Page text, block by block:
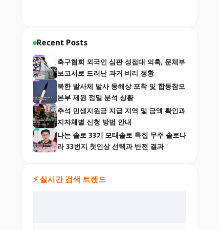
Recent Posts
축구협회 외국인 심판 성접대 의혹, 문체부
보고서로 드러난 과거 비리 정황
북한 발사체 발사 동해상 포착 및 합동참모
본부 제원 정밀 분석 상황
추석 민생지원금 지급 지역 및 금액 확인과
지자체별 신청 방법 안내
나는 솔로 33기 모태솔로 특집 무주 솔로나
라 33번지 첫인상 선택과 반전 결과
⚡ 실시간 검색 트렌드